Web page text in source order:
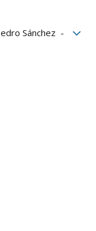
Sánchez